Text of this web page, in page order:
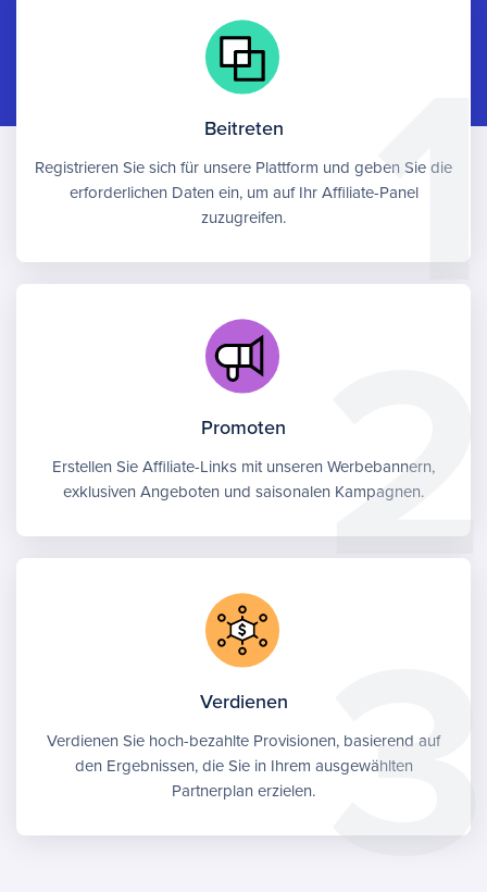
Beitreten
Registrieren Sie sich für unsere Plattform und geben Sie die
erforderlichen Daten ein, um auf Ihr Affiliate-Panel
zuzugreifen.
Promoten
Erstellen Sie Affiliate-Links mit unseren Werbebannern,
exklusiven Angeboten und saisonalen Kampagnen.
Verdienen
Verdienen Sie hoch-bezahlte Provisionen, basierend auf
den Ergebnissen, die Sie in Ihrem ausgewählten
Partnerplan erzielen.